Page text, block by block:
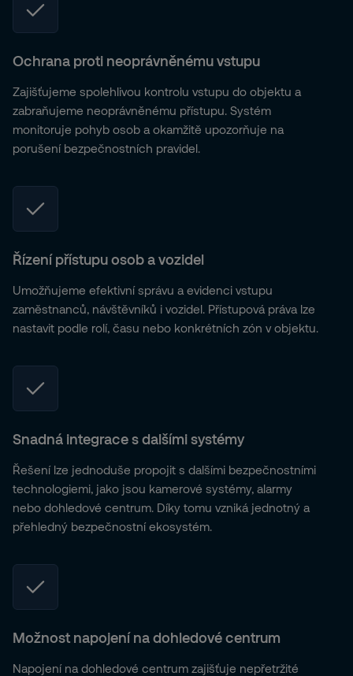
Ochrana proti neoprávněnému vstupu
Zajišťujeme spolehlivou kontrolu vstupu do objektu a
zabraňujeme neoprávněnému přístupu. Systém
monitoruje pohyb osob a okamžitě upozorňuje na
porušení bezpečnostních pravidel.
Řízení přístupu osob a vozidel
Umožňujeme efektivní správu a evidenci vstupu
zaměstnanců, návštěvníků i vozidel. Přístupová práva lze
nastavit podle rolí, času nebo konkrétních zón v objektu.
Snadná integrace s dalšími systémy
Řešení lze jednoduše propojit s dalšími bezpečnostními
technologiemi, jako jsou kamerové systémy, alarmy
nebo dohledové centrum. Díky tomu vzniká jednotný a
přehledný bezpečnostní ekosystém.
Možnost napojení na dohledové centrum
Napojení na dohledové centrum zajišťuje nepřetržité